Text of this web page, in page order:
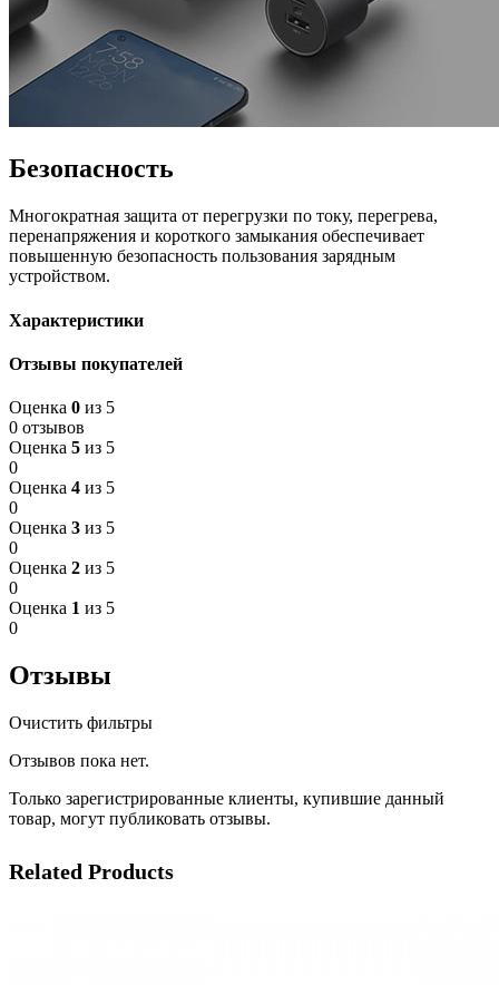
Безопасность
Многократная защита от перегрузки по току, перегрева,
перенапряжения и короткого замыкания обеспечивает
повышенную безопасность пользования зарядным
устройством.
Характеристики
Отзывы покупателей
Оценка 0 из 5
0 отзывов
Оценка 5 из 5
0
Оценка 4 из 5
0
Оценка 3 из 5
0
Оценка 2 из 5
0
Оценка 1 из 5
0
Отзывы
Очистить фильтры
Отзывов пока нет.
Только зарегистрированные клиенты, купившие данный
товар, могут публиковать отзывы.
Related Products